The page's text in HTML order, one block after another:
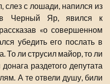
слез с лошади, напился из
в Черный Яр, явился к
«о совершенном
убедить его послать в
То ли струсил майор, то ли
раздетого депутата
А те отвели душу, били